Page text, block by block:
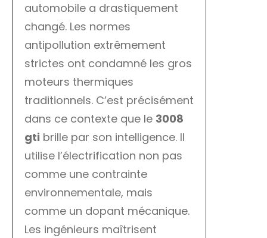
automobile a drastiquement
changé. Les normes
antipollution extrêmement
strictes ont condamné les gros
moteurs thermiques
traditionnels. C’est précisément
dans ce contexte que le 3008
gti brille par son intelligence. Il
utilise l’électrification non pas
comme une contrainte
environnementale, mais
comme un dopant mécanique.
Les ingénieurs maîtrisent